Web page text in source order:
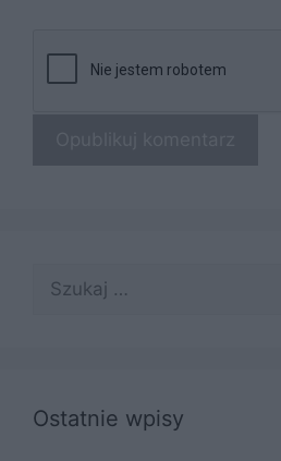
Ostatnie wpisy